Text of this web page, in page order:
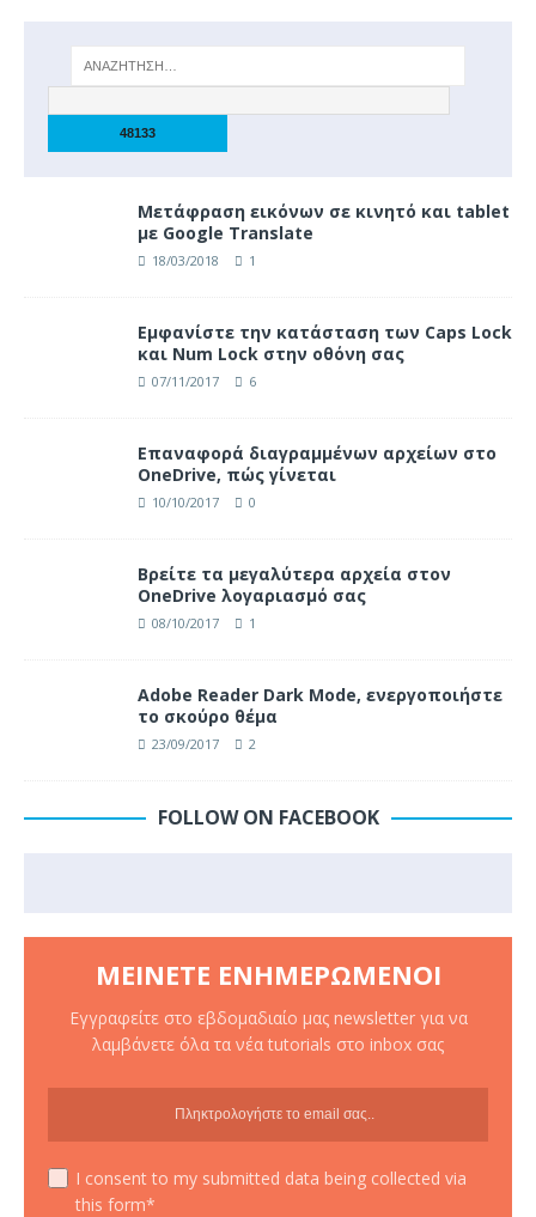
Μετάφραση εικόνων σε κινητό και tablet
με Google Translate
18/03/2018 1
Eμφανίστε την κατάσταση των Caps Lock
και Num Lock στην οθόνη σας
07/11/2017 6
Επαναφορά διαγραμμένων αρχείων στο
OneDrive, πώς γίνεται
10/10/2017 0
Βρείτε τα μεγαλύτερα αρχεία στον
OneDrive λογαριασμό σας
08/10/2017 1
Adobe Reader Dark Mode, ενεργοποιήστε
το σκούρο θέμα
23/09/2017 2
FOLLOW ON FACEBOOK
ΜΕΊΝΕΤΕ ΕΝΗΜΕΡΩΜΈΝΟΙ
Εγγραφείτε στο εβδομαδιαίο μας newsletter για να
λαμβάνετε όλα τα νέα tutorials στο inbox σας
I consent to my submitted data being collected via
this form*